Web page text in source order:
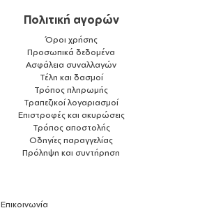
Πολιτική αγορών
Όροι χρήσης
Προσωπικά δεδομένα
Ασφάλεια συναλλαγών
Τέλη και δασμοί
Τρόπος πληρωμής
Τραπεζικοί λογαριασμοί
Επιστροφές και ακυρώσεις
Τρόπος αποστολής
Οδηγίες παραγγελίας
Πρόληψη και συντήρηση
Επικοινωνία